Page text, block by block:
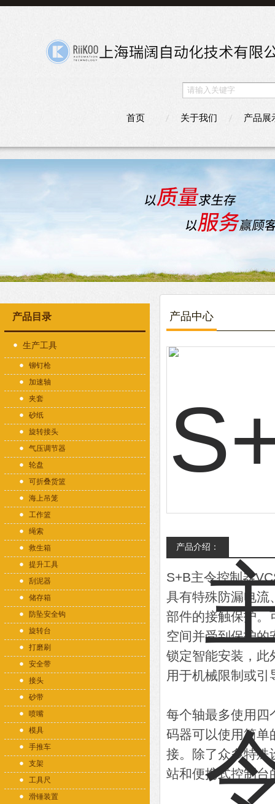
首页 关于我们 产品展
产品目录
生产工具
铆钉枪
加速轴
夹套
砂纸
旋转接头
气压调节器
轮盘
可折叠货篮
海上吊笼
工作篮
绳索
救生箱
提升工具
刮泥器
储存箱
防坠安全钩
旋转台
打磨刷
安全带
接头
砂带
喷嘴
模具
手推车
支架
工具尺
滑锤装置
产品中心
产品介绍：
S+B主令控制器
具有特殊防漏电流
部件的接触保护。
空间并受到保护
锁定智能安装，此
用于机械限制或引
每个轴最多使用四
码器可以使用简单
接。除了众多特殊
站和便携式控制台